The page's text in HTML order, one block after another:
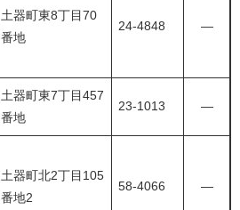
土器町東8丁目70
番地
24-4848 ―
土器町東7丁目457
番地
23-1013 ―
土器町北2丁目105
番地2
58-4066 ―